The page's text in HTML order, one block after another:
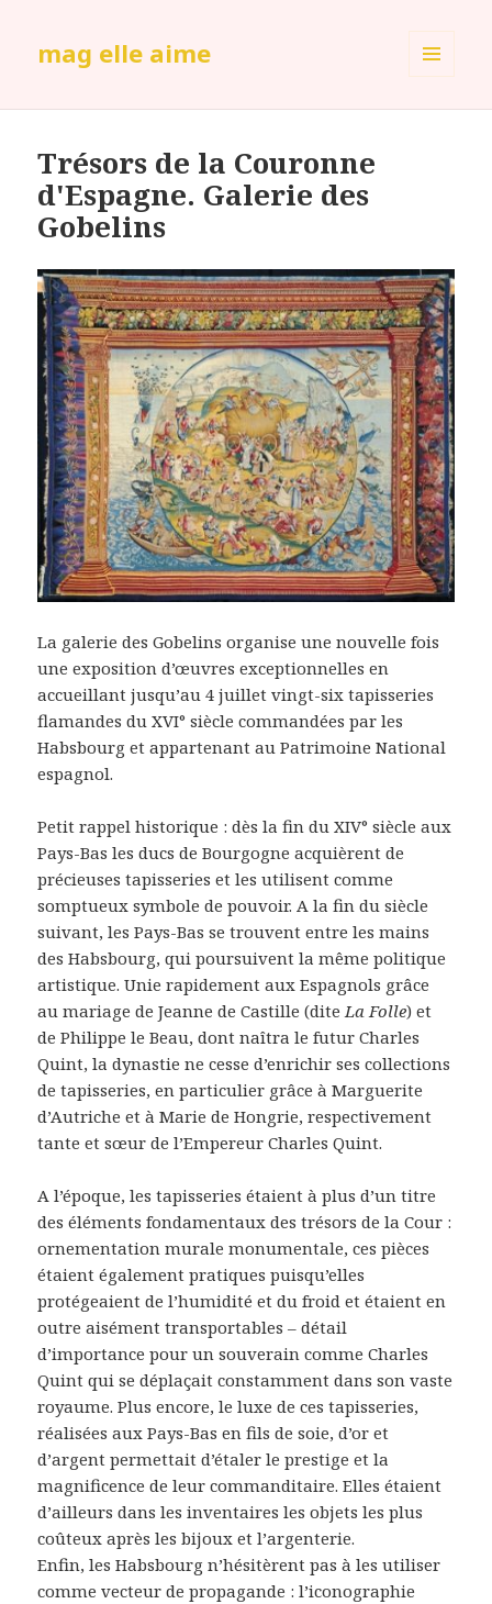
mag elle aime
Trésors de la Couronne
d'Espagne. Galerie des
Gobelins
La galerie des Gobelins organise une nouvelle fois
une exposition d’œuvres exceptionnelles en
accueillant jusqu’au 4 juillet vingt-six tapisseries
flamandes du XVI° siècle commandées par les
Habsbourg et appartenant au Patrimoine National
espagnol.
Petit rappel historique : dès la fin du XIV° siècle aux
Pays-Bas les ducs de Bourgogne acquièrent de
précieuses tapisseries et les utilisent comme
somptueux symbole de pouvoir. A la fin du siècle
suivant, les Pays-Bas se trouvent entre les mains
des Habsbourg, qui poursuivent la même politique
artistique. Unie rapidement aux Espagnols grâce
au mariage de Jeanne de Castille (diteLa Folle) et
de Philippe le Beau, dont naîtra le futur Charles
Quint, la dynastie ne cesse d’enrichir ses collections
de tapisseries, en particulier grâce à Marguerite
d’Autriche et à Marie de Hongrie, respectivement
tante et sœur de l’Empereur Charles Quint.
A l’époque, les tapisseries étaient à plus d’un titre
des éléments fondamentaux des trésors de la Cour :
ornementation murale monumentale, ces pièces
étaient également pratiques puisqu’elles
protégeaient de l’humidité et du froid et étaient en
outre aisément transportables – détail
d’importance pour un souverain comme Charles
Quint qui se déplaçait constamment dans son vaste
royaume. Plus encore, le luxe de ces tapisseries,
réalisées aux Pays-Bas en fils de soie, d’or et
d’argent permettait d’étaler le prestige et la
magnificence de leur commanditaire. Elles étaient
d’ailleurs dans les inventaires les objets les plus
coûteux après les bijoux et l’argenterie.
Enfin, les Habsbourg n’hésitèrent pas à les utiliser
comme vecteur de propagande : l’iconographie